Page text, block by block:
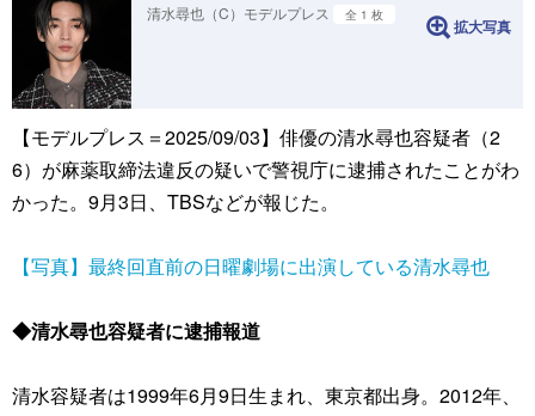
清水尋也（C）モデルプレス 全 1 枚
拡大写真
【モデルプレス＝2025/09/03】俳優の清水尋也容疑者（2
6）が麻薬取締法違反の疑いで警視庁に逮捕されたことがわ
かった。9月3日、TBSなどが報じた。
【写真】最終回直前の日曜劇場に出演している清水尋也
◆清水尋也容疑者に逮捕報道
清水容疑者は1999年6月9日生まれ、東京都出身。2012年、